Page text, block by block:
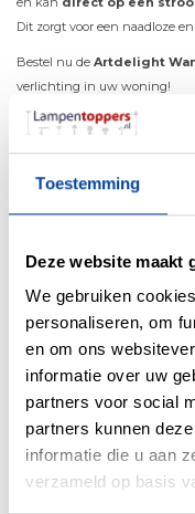
Toestemming
Deze website maakt
We gebruiken
personaliseren, om
en om ons
informatie over uw
partners voor social
partners kunnen
informatie die u aan
verzameld op basis
Dit zorgt voor een naadloze
Bestel nu de Artdelight
verlichting in uw woning!
Overige maten
Fitting
Max. Wattage per
Incl. lichtbron
Energielabel